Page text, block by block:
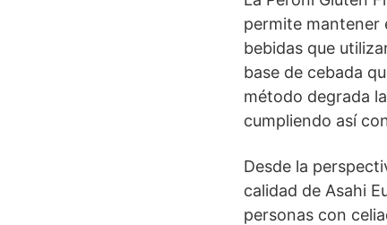
permite mantener
bebidas que
base de cebada
método degrada
cumpliendo así
Desde la
calidad de Asahi
personas con